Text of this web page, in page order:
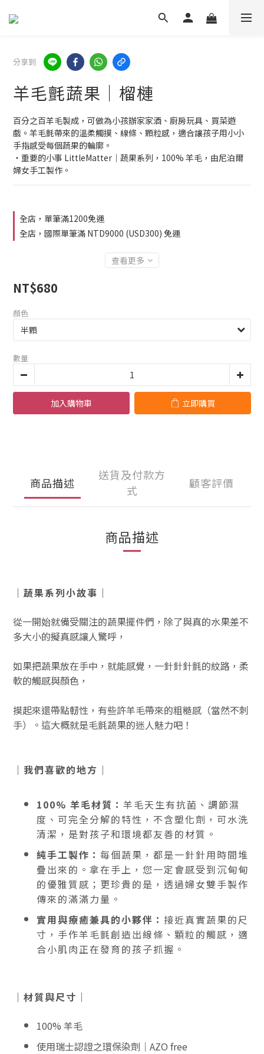
分享到
羊毛氈蔬果｜榴槤
百分之百羊毛製成，可做為小孩辦家家酒、廚房玩具、買菜遊
戲。羊毛氈帶來的溫柔觸摸、線條、顆粒感，適合讓孩子用小小
手指感受每個蔬果的輪廓。
・重要的小事 LittleMatter｜蔬果系列，100% 羊毛，由尼泊爾
婦女手工製作。
全店，單筆滿1200免運
全店，國際單筆滿 NTD9000 (USD300) 免運
查看更多
NT$680
顏色
數量
加入購物車 立即購買
商品描述
送貨及付款方
式
顧客評價
商品描述
｜蔬果系列小故事｜
從一開始就備受關注的蔬果擺件們，除了與真的水果差不
多大小的擬真感讓人驚呼，
如果把蔬果放在手中，就能感覺，一針針針氈的紋路，柔
軟的觸感與顏色，
摸起來還帶點軔性，有些許羊毛帶來的粗糙感（當然不刺
手）。這大概就是毛氈蔬果的迷人魅力吧！
｜我們喜歡的地方｜
100% 羊毛材質： 羊毛天生有抗菌、調節濕
度、可完全分解的特性，不含塑化劑，可水洗
清潔，是對孩子和環境都友善的材質。
純手工製作： 每個蔬果，都是一針針用時間堆
疊出來的。拿在手上，您一定會感受到沉甸甸
的優雅質感；更珍貴的是，透過婦女雙手製作
傳來的滿滿力量。
實用與療癒兼具的小夥伴： 接近真實蔬果的尺
寸，手作羊毛氈創造出線條、顆粒的觸感，適
合小肌肉正在發育的孩子抓握。
｜材質與尺寸｜
100% 羊毛
使用瑞士認證之環保染劑｜AZO free